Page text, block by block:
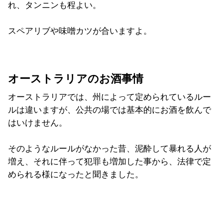
れ、タンニンも程よい。
スペアリブや味噌カツが合いますよ。
オーストラリアのお酒事情
オーストラリアでは、州によって定められているルー
ルは違いますが、公共の場では基本的にお酒を飲んで
はいけません。
そのようなルールがなかった昔、泥酔して暴れる人が
増え、それに伴って犯罪も増加した事から、法律で定
められる様になったと聞きました。